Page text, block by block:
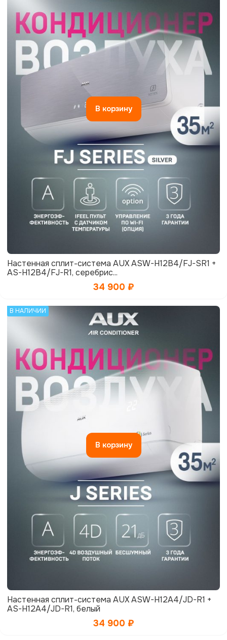
В корзину
Настенная сплит-система AUX ASW-H12B4/FJ-SR1 +
AS-H12B4/FJ-R1, серебрис...
34 900 ₽
В НАЛИЧИИ
В корзину
Настенная сплит-система AUX ASW-H12A4/JD-R1 +
AS-H12A4/JD-R1, белый
34 900 ₽